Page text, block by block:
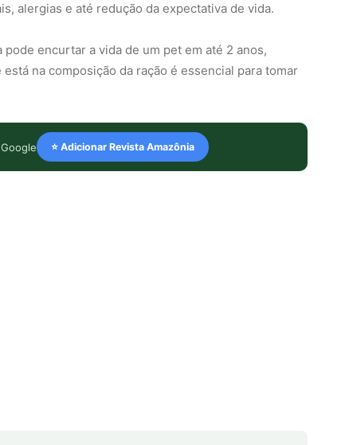
alergias e até redução da expectativa de vida.
encurtar a vida de um pet em até 2 anos,
na composição da ração é essencial para tomar
⭐ Adicionar Revista Amazônia